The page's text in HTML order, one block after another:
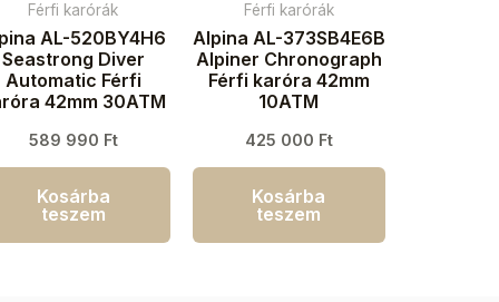
Férfi karórák
AL-520BY4H6
Seastrong Diver
Automatic Férfi
42mm 30ATM
589 990 Ft
Kosárba
teszem
Férfi karórák
Alpina AL-373SB4E6B
Alpiner Chronograph
Férfi karóra 42mm
10ATM
425 000 Ft
Kosárba
teszem